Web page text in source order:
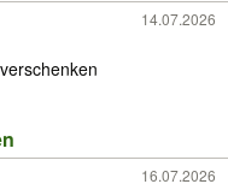
14.07.2026
16.07.2026